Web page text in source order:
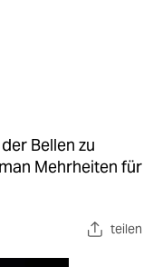
Bellen zu
Mehrheiten für
teilen